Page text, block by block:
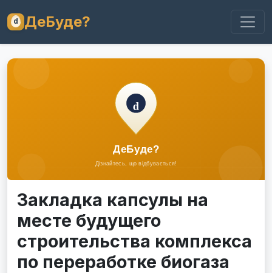
ДеБуде?
Закладка капсулы на
месте будущего
строительства комплекса
по переработке биогаза